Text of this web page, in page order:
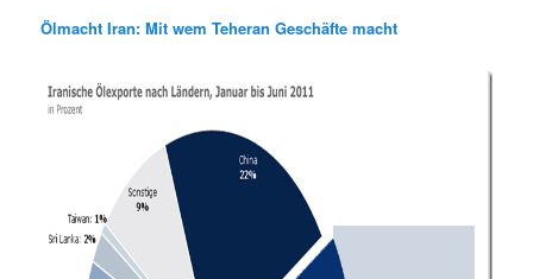
Ölmacht Iran: Mit wem Teheran Geschäfte macht